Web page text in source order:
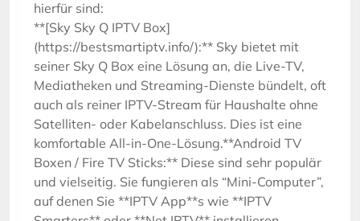
hierfür sind:
**[Sky Sky Q IPTV Box]
(https://bestsmartiptv.info/):** Sky bietet mit
seiner Sky Q Box eine Lösung an, die Live-TV,
Mediatheken und Streaming-Dienste bündelt, oft
auch als reiner IPTV-Stream für Haushalte ohne
Satelliten- oder Kabelanschluss. Dies ist eine
komfortable All-in-One-Lösung.**Android TV
Boxen / Fire TV Sticks:** Diese sind sehr populär
und vielseitig. Sie fungieren als “Mini-Computer”,
auf denen Sie **IPTV App**s wie **IPTV